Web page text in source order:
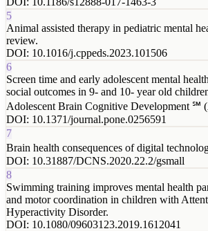
5
Animal assisted therapy in pediatric mental
review.
DOI: 10.1016/j.cppeds.2023.101506
6
Screen time and early adolescent mental
social outcomes in 9- and 10- year old
Adolescent Brain Cognitive Development ℠
DOI: 10.1371/journal.pone.0256591
7
Brain health consequences of digital
DOI: 10.31887/DCNS.2020.22.2/gsmall
8
Swimming training improves mental health
and motor coordination in children with
Hyperactivity Disorder.
DOI: 10.1080/09603123.2019.1612041